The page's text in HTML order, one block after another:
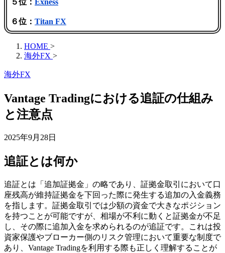
５位： Exness
６位： Titan FX
HOME >
海外FX >
海外FX
Vantage Tradingにおける追証の仕組み
と注意点
2025年9月28日
追証とは何か
追証とは「追加証拠金」の略であり、証拠金取引において口
座残高が維持証拠金を下回った際に発生する追加の入金義務
を指します。証拠金取引では少額の資金で大きなポジション
を持つことが可能ですが、相場が不利に動くと証拠金が不足
し、その際に追加入金を求められるのが追証です。これは投
資家保護やブローカー側のリスク管理において重要な制度で
あり、Vantage Tradingを利用する際も正しく理解することが